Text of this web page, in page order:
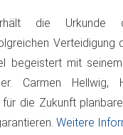
die Urkunde
Verteidigung
begeistert mit
Carmen Hellwig,
die Zukunft
Weitere